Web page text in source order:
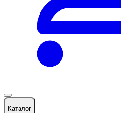
Каталог